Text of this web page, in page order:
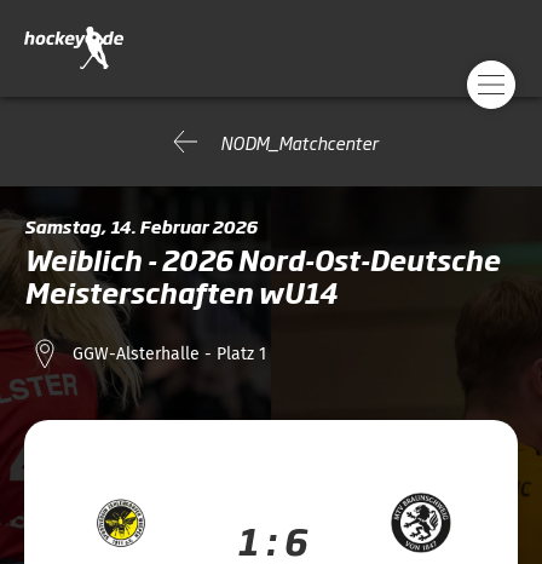
NODM_Matchcenter
Samstag, 14. Februar 2026
Weiblich - 2026 Nord-Ost-Deutsche
Meisterschaften wU14
GGW-Alsterhalle - Platz 1
1 : 6